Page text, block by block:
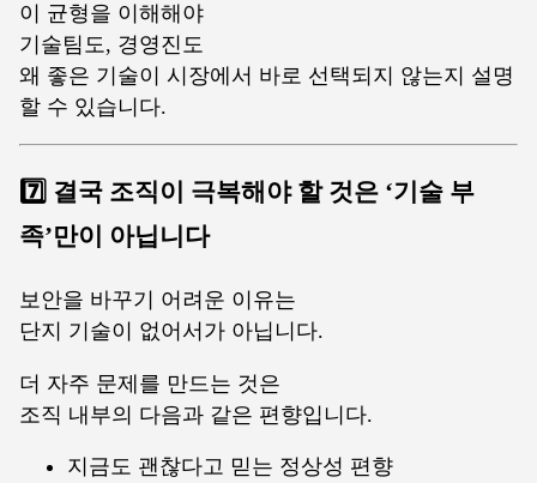
이 균형을 이해해야
기술팀도, 경영진도
왜 좋은 기술이 시장에서 바로 선택되지 않는지 설명
할 수 있습니다.
7️⃣ 결국 조직이 극복해야 할 것은 ‘기술 부
족’만이 아닙니다
보안을 바꾸기 어려운 이유는
단지 기술이 없어서가 아닙니다.
더 자주 문제를 만드는 것은
조직 내부의 다음과 같은 편향입니다.
지금도 괜찮다고 믿는 정상성 편향